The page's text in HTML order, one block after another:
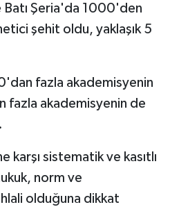
Batı Şeria'da 1000'den
şehit oldu, yaklaşık 5
fazla akademisyenin
fazla akademisyenin de
karşı sistematik ve kasıtlı
norm ve
olduğuna dikkat